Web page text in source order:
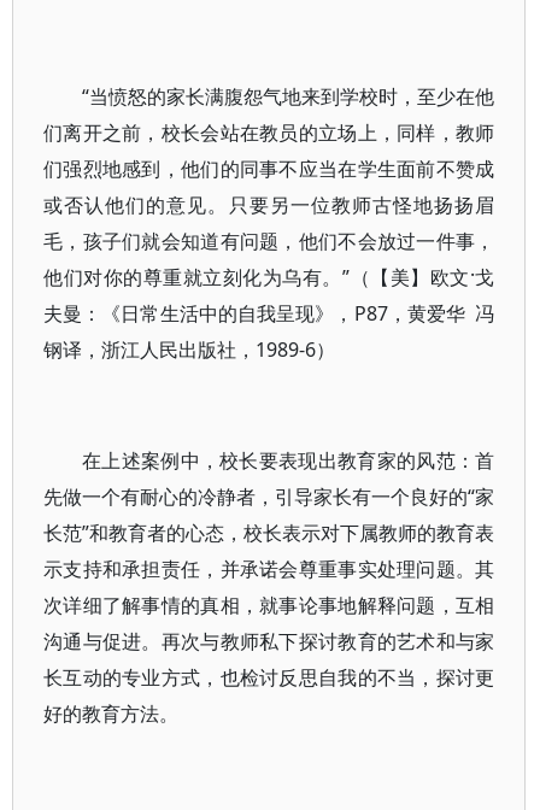
“当愤怒的家长满腹怨气地来到学校时，至少在他
们离开之前，校长会站在教员的立场上，同样，教师
们强烈地感到，他们的同事不应当在学生面前不赞成
或否认他们的意见。只要另一位教师古怪地扬扬眉
毛，孩子们就会知道有问题，他们不会放过一件事，
他们对你的尊重就立刻化为乌有。”（【美】欧文·戈
夫曼：《日常生活中的自我呈现》，P87，黄爱华 冯
钢译，浙江人民出版社，1989-6）
在上述案例中，校长要表现出教育家的风范：首
先做一个有耐心的冷静者，引导家长有一个良好的“家
长范”和教育者的心态，校长表示对下属教师的教育表
示支持和承担责任，并承诺会尊重事实处理问题。其
次详细了解事情的真相，就事论事地解释问题，互相
沟通与促进。再次与教师私下探讨教育的艺术和与家
长互动的专业方式，也检讨反思自我的不当，探讨更
好的教育方法。